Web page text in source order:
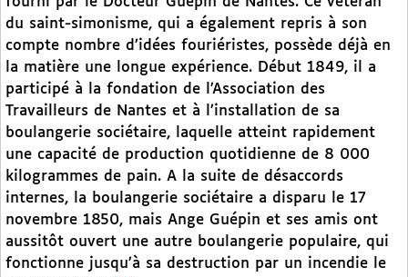
du saint-simonisme, qui a également repris à son
compte nombre d’idées fouriéristes, possède déjà en
la matière une longue expérience. Début 1849, il a
participé à la fondation de l’Association des
Travailleurs de Nantes et à l’installation de sa
boulangerie sociétaire, laquelle atteint rapidement
une capacité de production quotidienne de 8 000
kilogrammes de pain. A la suite de désaccords
internes, la boulangerie sociétaire a disparu le 17
novembre 1850, mais Ange Guépin et ses amis ont
aussitôt ouvert une autre boulangerie populaire, qui
fonctionne jusqu’à sa destruction par un incendie le